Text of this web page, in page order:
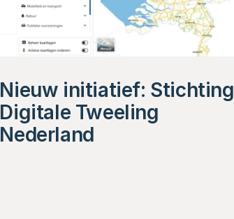
Nieuw initiatief: Stichting
Digitale Tweeling
Nederland